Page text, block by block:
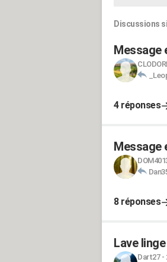
Discussions
Message
4 réponses
Message
8 réponses
Lave
Dart27-